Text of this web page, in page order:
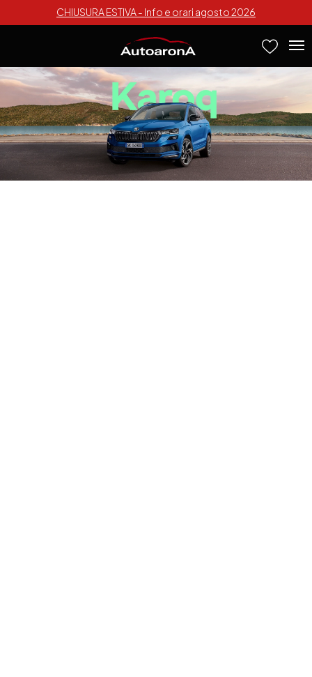
CHIUSURA ESTIVA - Info e orari agosto 2026